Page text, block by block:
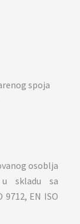
spoja
osoblja
skladu sa
EN ISO